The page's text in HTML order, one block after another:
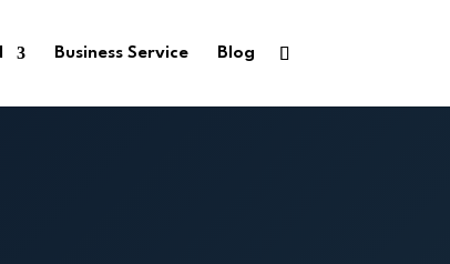
Business Service Blog